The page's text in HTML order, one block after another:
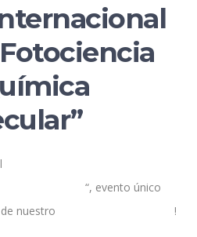
“, evento único
nuestro
!